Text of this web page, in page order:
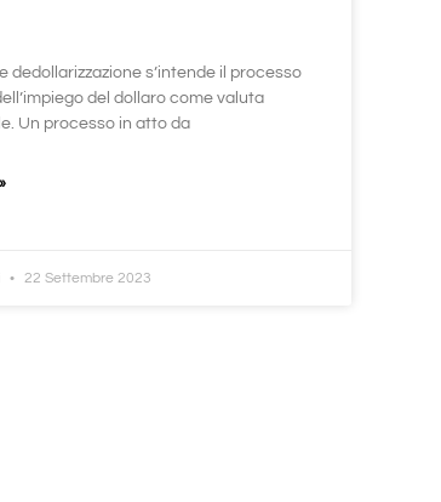
dedollarizzazione s’intende il processo
del dollaro come valuta
Un processo in atto da
22 Settembre 2023